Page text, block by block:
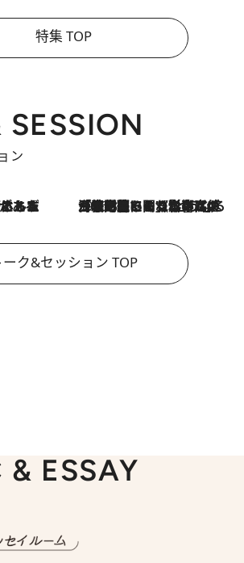
特集 TOP
ン
2026.8.3
「住宅建てられない…」「サーチャージ料の高値が続いている」ホルムズ海峡封鎖による影響はいつまで続く？《エネルギー専門家に聞く“どうなる日本の暮らし”》
ーク&セッション TOP
ESSAY